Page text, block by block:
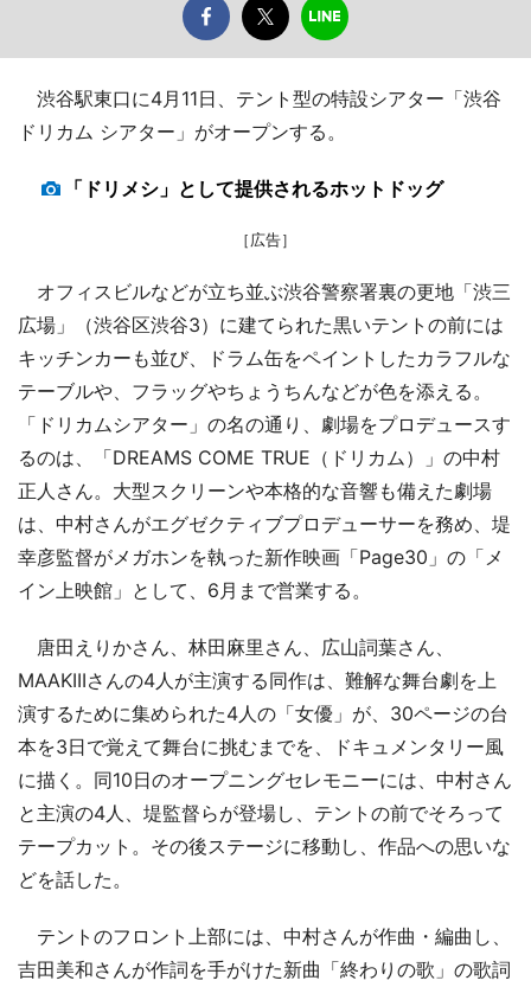
渋谷駅東口に4月11日、テント型の特設シアター「渋谷
ドリカム シアター」がオープンする。
「ドリメシ」として提供されるホットドッグ
［広告］
オフィスビルなどが立ち並ぶ渋谷警察署裏の更地「渋三
広場」（渋谷区渋谷3）に建てられた黒いテントの前には
キッチンカーも並び、ドラム缶をペイントしたカラフルな
テーブルや、フラッグやちょうちんなどが色を添える。
「ドリカムシアター」の名の通り、劇場をプロデュースす
るのは、「DREAMS COME TRUE（ドリカム）」の中村
正人さん。大型スクリーンや本格的な音響も備えた劇場
は、中村さんがエグゼクティブプロデューサーを務め、堤
幸彦監督がメガホンを執った新作映画「Page30」の「メ
イン上映館」として、6月まで営業する。
唐田えりかさん、林田麻里さん、広山詞葉さん、
MAAKIIIさんの4人が主演する同作は、難解な舞台劇を上
演するために集められた4人の「女優」が、30ページの台
本を3日で覚えて舞台に挑むまでを、ドキュメンタリー風
に描く。同10日のオープニングセレモニーには、中村さん
と主演の4人、堤監督らが登場し、テントの前でそろって
テープカット。その後ステージに移動し、作品への思いな
どを話した。
テントのフロント上部には、中村さんが作曲・編曲し、
吉田美和さんが作詞を手がけた新曲「終わりの歌」の歌詞